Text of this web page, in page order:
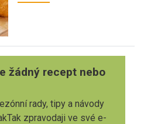
žádný recept nebo
rady, tipy a návody
zpravodaji ve své e-